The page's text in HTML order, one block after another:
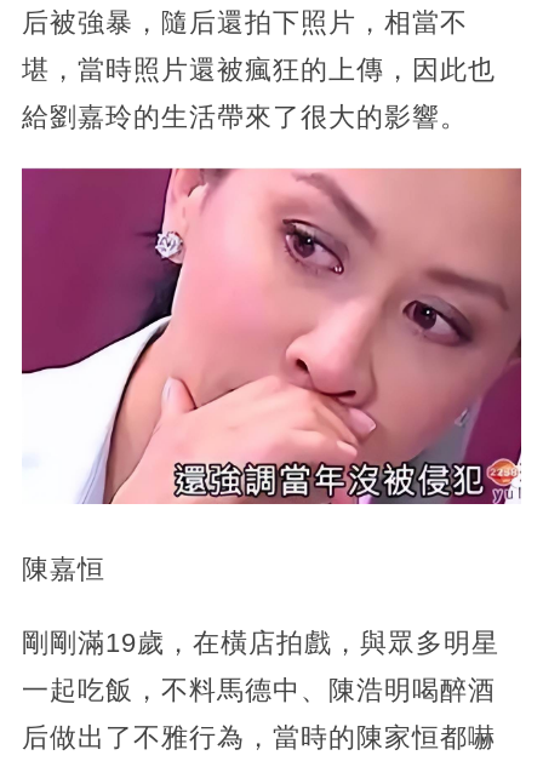
后被強暴，隨后還拍下照片，相當不
堪，當時照片還被瘋狂的上傳，因此也
給劉嘉玲的生活帶來了很大的影響。
陳嘉恒
剛剛滿19歲，在橫店拍戲，與眾多明星
一起吃飯，不料馬德中、陳浩明喝醉酒
后做出了不雅行為，當時的陳家恒都嚇